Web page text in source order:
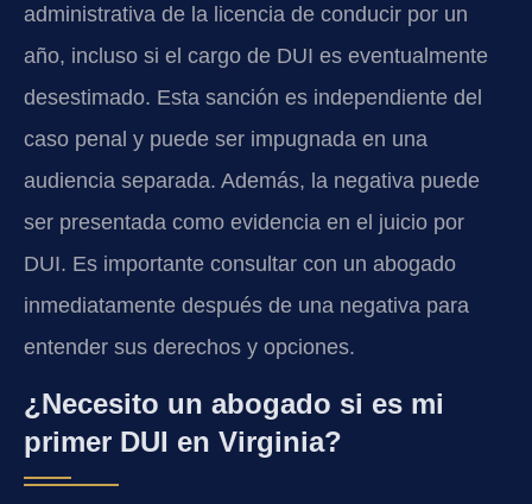
administrativa de la licencia de conducir por un
año, incluso si el cargo de DUI es eventualmente
desestimado. Esta sanción es independiente del
caso penal y puede ser impugnada en una
audiencia separada. Además, la negativa puede
ser presentada como evidencia en el juicio por
DUI. Es importante consultar con un abogado
inmediatamente después de una negativa para
entender sus derechos y opciones.
¿Necesito un abogado si es mi
primer DUI en Virginia?